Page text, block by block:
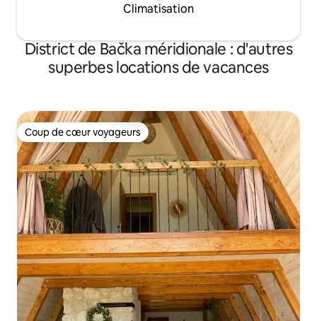
Climatisation
District de Bačka méridionale : d'autres
superbes locations de vacances
Coup de cœur voyageurs
Coup de cœur voyageurs